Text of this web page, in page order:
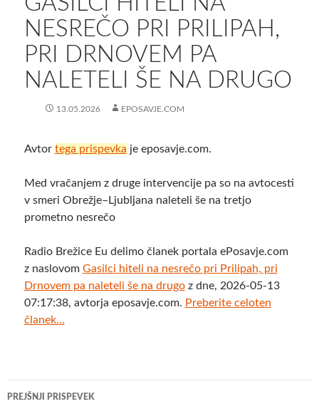
NESREČO PRI PRILIPAH,
PRI DRNOVEM PA
NALETELI ŠE NA DRUGO
13.05.2026 EPOSAVJE.COM
Avtor tega prispevka je eposavje.com.
Med vračanjem z druge intervencije pa so na avtocesti
v smeri Obrežje–Ljubljana naleteli še na tretjo
prometno nesrečo
Radio Brežice Eu delimo članek portala ePosavje.com
z naslovom Gasilci hiteli na nesrečo pri Prilipah, pri
Drnovem pa naleteli še na drugoz dne, 2026-05-13
07:17:38, avtorja eposavje.com. Preberite celoten
članek...
Krmarjenje
PREJŠNJI PRISPEVEK